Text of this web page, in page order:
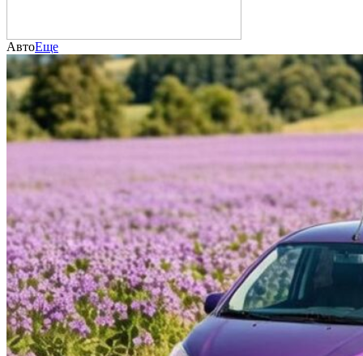
АвтоЕще